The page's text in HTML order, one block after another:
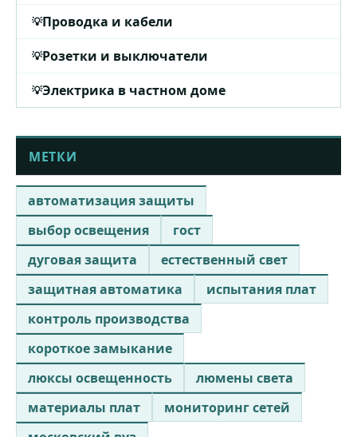
Проводка и кабели
Розетки и выключатели
Электрика в частном доме
МЕТКИ
автоматизация защиты
выбор освещения
гост
дуговая защита
естественный свет
защитная автоматика
испытания плат
контроль производства
короткое замыкание
люксы освещенность
люмены света
материалы плат
мониторинг сетей